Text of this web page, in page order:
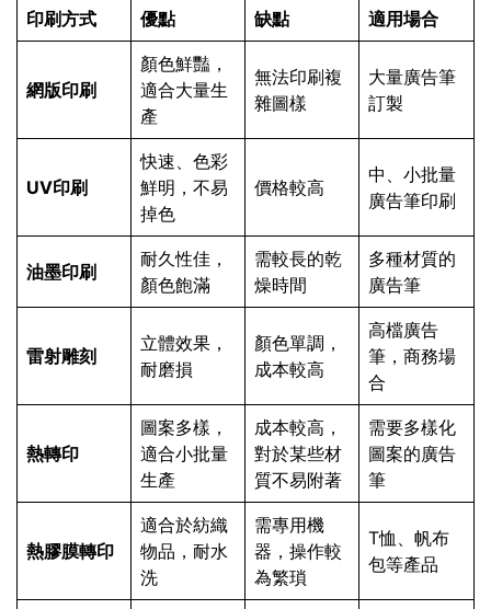
印刷方式 優點 缺點 適用場合
網版印刷
顏色鮮豔，
適合大量生
產
無法印刷複
雜圖樣
大量廣告筆
訂製
UV印刷
快速、色彩
鮮明，不易
掉色
價格較高
中、小批量
廣告筆印刷
油墨印刷
耐久性佳，
顏色飽滿
需較長的乾
燥時間
多種材質的
廣告筆
雷射雕刻
立體效果，
耐磨損
顏色單調，
成本較高
高檔廣告
筆，商務場
合
熱轉印
圖案多樣，
適合小批量
生產
成本較高，
對於某些材
質不易附著
需要多樣化
圖案的廣告
筆
熱膠膜轉印
適合於紡織
物品，耐水
洗
需專用機
器，操作較
為繁瑣
T恤、帆布
包等產品